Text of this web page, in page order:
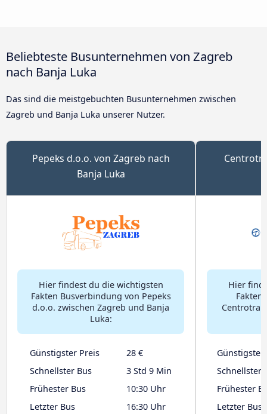
Beliebteste Busunternehmen von Zagreb
nach Banja Luka
Das sind die meistgebuchten Busunternehmen zwischen
Zagreb und Banja Luka unserer Nutzer.
Pepeks d.o.o. von Zagreb nach
Banja Luka
Hier findest du die wichtigsten
Fakten Busverbindung von Pepeks
d.o.o. zwischen Zagreb und Banja
Luka:
Günstigster Preis
28 €
Schnellster Bus
3 Std 9 Min
Frühester Bus
10:30 Uhr
Letzter Bus
16:30 Uhr
Hier
Fakten
Günstigster
Schnellster
Frühester
Letzter Bus